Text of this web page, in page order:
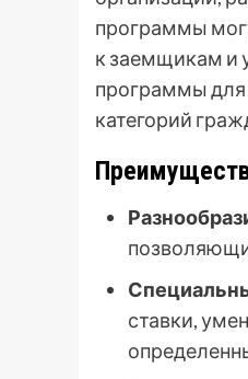
программы
к заемщикам и
программы
категорий
ставки,